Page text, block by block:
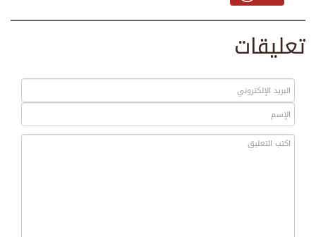
تعليقات